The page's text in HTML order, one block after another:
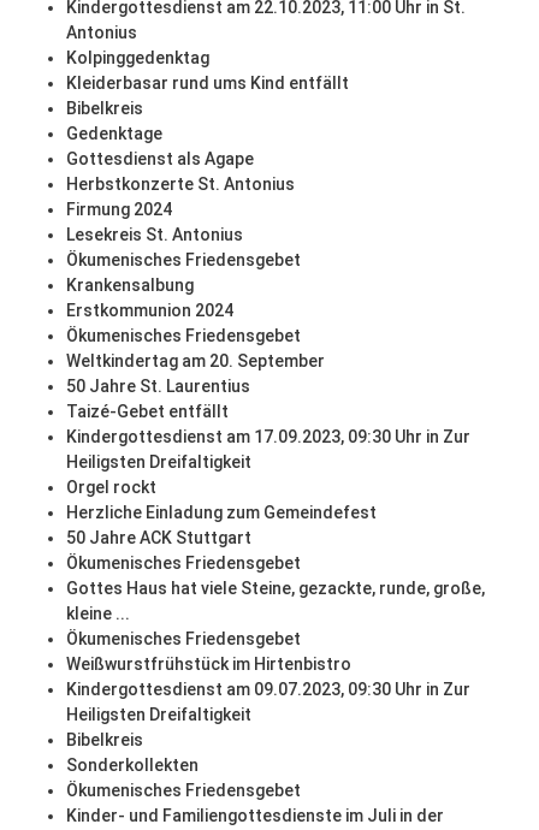
Kindergottesdienst am 22.10.2023, 11:00 Uhr in St.
Antonius
Kolpinggedenktag
Kleiderbasar rund ums Kind entfällt
Bibelkreis
Gedenktage
Gottesdienst als Agape
Herbstkonzerte St. Antonius
Firmung 2024
Lesekreis St. Antonius
Ökumenisches Friedensgebet
Krankensalbung
Erstkommunion 2024
Ökumenisches Friedensgebet
Weltkindertag am 20. September
50 Jahre St. Laurentius
Taizé-Gebet entfällt
Kindergottesdienst am 17.09.2023, 09:30 Uhr in Zur
Heiligsten Dreifaltigkeit
Orgel rockt
Herzliche Einladung zum Gemeindefest
50 Jahre ACK Stuttgart
Ökumenisches Friedensgebet
Gottes Haus hat viele Steine, gezackte, runde, große,
kleine ...
Ökumenisches Friedensgebet
Weißwurstfrühstück im Hirtenbistro
Kindergottesdienst am 09.07.2023, 09:30 Uhr in Zur
Heiligsten Dreifaltigkeit
Bibelkreis
Sonderkollekten
Ökumenisches Friedensgebet
Kinder- und Familiengottesdienste im Juli in der